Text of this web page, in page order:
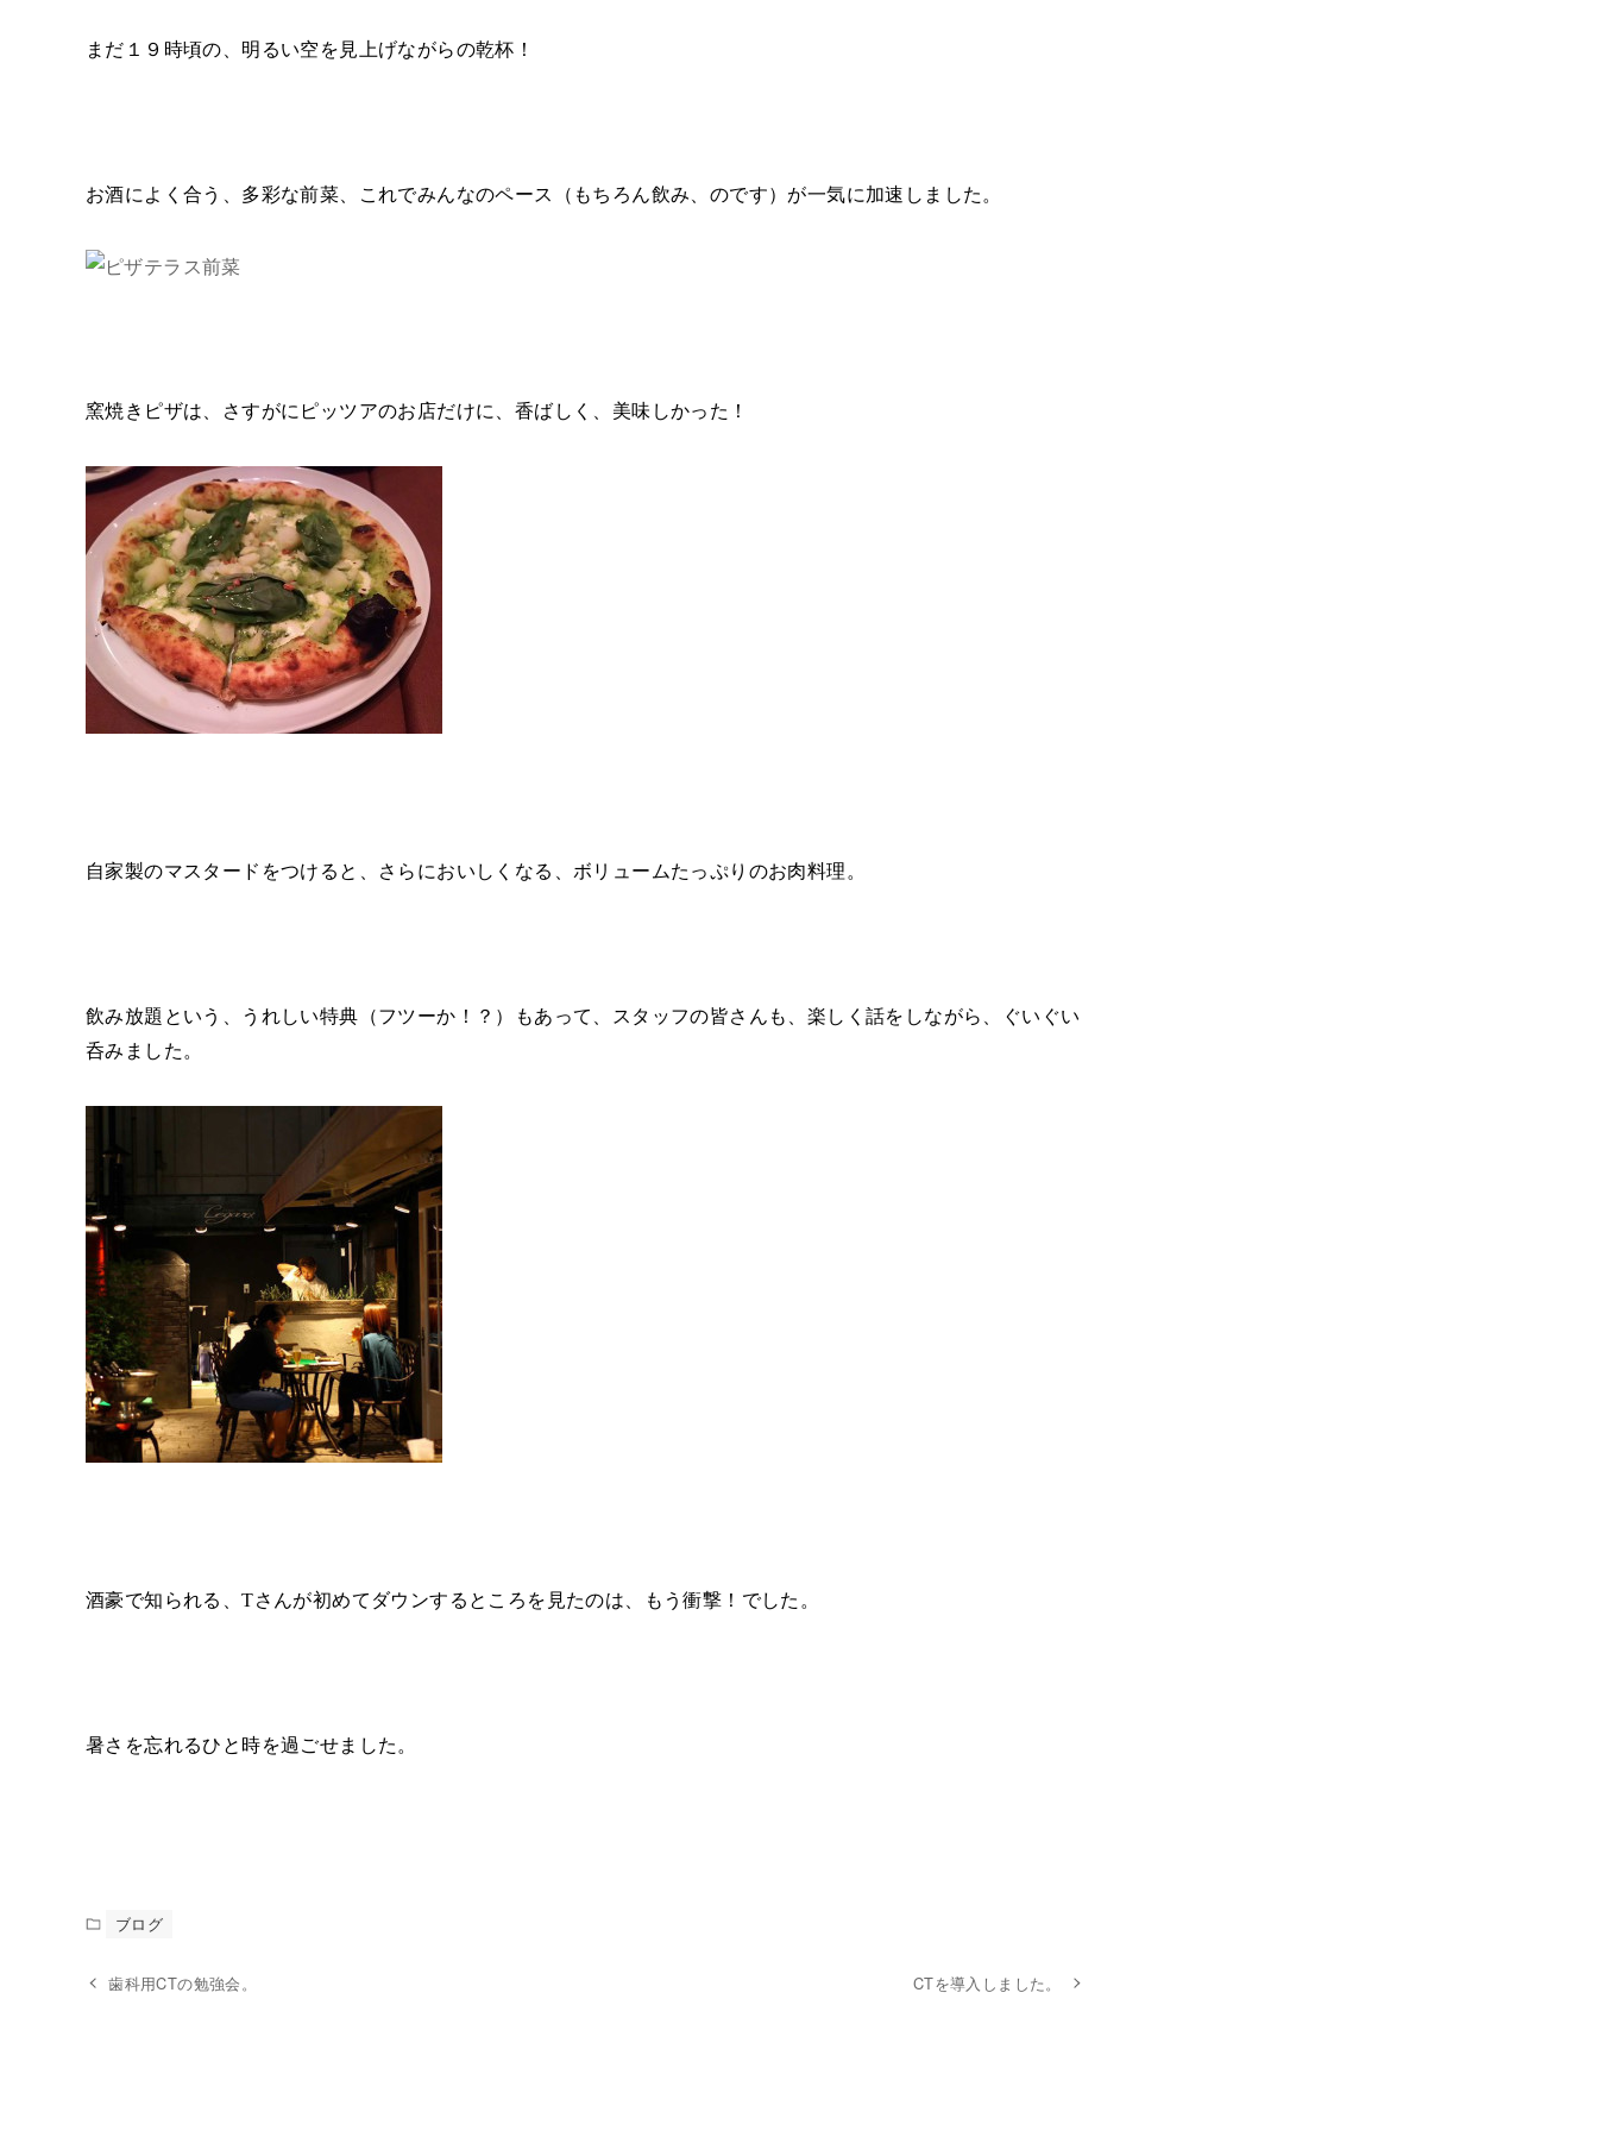
まだ１９時頃の、明るい空を見上げながらの乾杯！
お酒によく合う、多彩な前菜、これでみんなのペース（もちろん飲み、のです）が一気に加速しました。
窯焼きピザは、さすがにピッツアのお店だけに、香ばしく、美味しかった！
自家製のマスタードをつけると、さらにおいしくなる、ボリュームたっぷりのお肉料理。
飲み放題という、うれしい特典（フツーか！？）もあって、スタッフの皆さんも、楽しく話をしながら、ぐいぐい
呑みました。
酒豪で知られる、Tさんが初めてダウンするところを見たのは、もう衝撃！でした。
暑さを忘れるひと時を過ごせました。
ブログ
歯科用CTの勉強会。 CTを導入しました。